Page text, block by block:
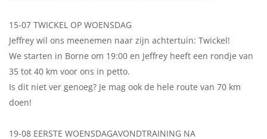
15-07 TWICKEL OP WOENSDAG
Jeffrey wil ons meenemen naar zijn achtertuin: Twickel!
We starten in Borne om 19:00 en Jeffrey heeft een rondje van
35 tot 40 km voor ons in petto.
Is dit niet ver genoeg? Je mag ook de hele route van 70 km
doen!
19-08 EERSTE WOENSDAGAVONDTRAINING NA